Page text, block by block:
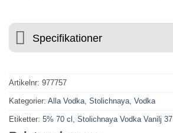
Specifikationer
Artikelnr: 977757
Kategorier: Alla Vodka, Stolichnaya, Vodka
Etiketter: 5% 70 cl , Stolichnaya Vodka Vanilj 37